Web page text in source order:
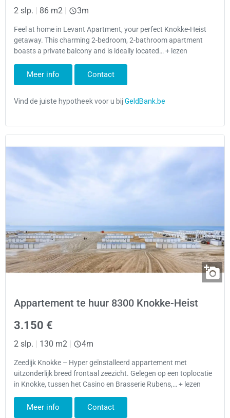
2 slp. | 86 m2 | 3m
Feel at home in Levant Apartment, your perfect Knokke-Heist
getaway. This charming 2-bedroom, 2-bathroom apartment
boasts a private balcony and is ideally located… + lezen
Meer info Contact
Appartement te huur 8300 Knokke-Heist
3.150 €
2 slp. | 130 m2 | 4m
Zeedijk Knokke – Hyper geïnstalleerd appartement met
uitzonderlijk breed frontaal zeezicht. Gelegen op een toplocatie
in Knokke, tussen het Casino en Brasserie Rubens,… + lezen
Meer info Contact